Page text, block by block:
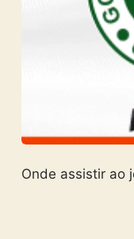
Onde assistir ao